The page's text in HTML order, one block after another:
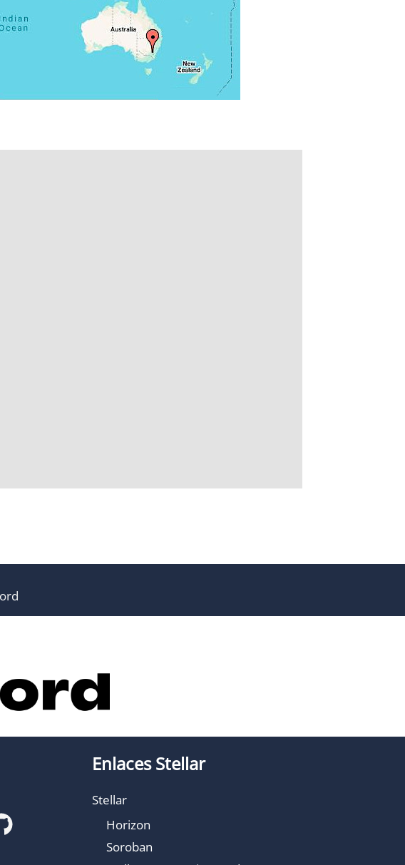
Enlaces Stellar
Stellar
Horizon
Soroban